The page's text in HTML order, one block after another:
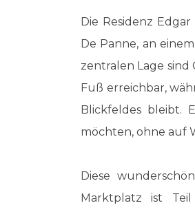
Die Residenz
De Panne, an
zentralen Lage
Fuß erreichbar,
Blickfeldes bleibt.
möchten, ohne auf
Diese
Marktplatz ist